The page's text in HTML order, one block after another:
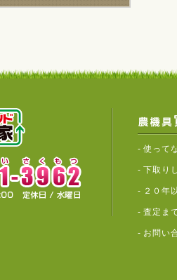
-使って
-下取り
- ２０年
-査定ま
- お問い